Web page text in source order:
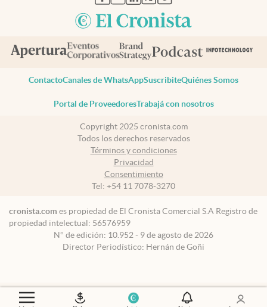
ContactoCanales de WhatsAppSuscribiteQuiénes Somos
Portal de ProveedoresTrabajá con nosotros
Copyright 2025 cronista.com
Todos los derechos reservados
Términos y condiciones
Privacidad
Consentimiento
Tel: +54 11 7078-3270
cronista.com es propiedad de El Cronista Comercial S.A Registro de
propiedad intelectual: 56576959
N° de edición: 10.952 - 9 de agosto de 2026
Director Periodístico: Hernán de Goñi